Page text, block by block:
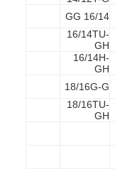
16/14 GG
16/14TU-
GH
16/14H-
GH
18/16G-G
18/16TU-
GH